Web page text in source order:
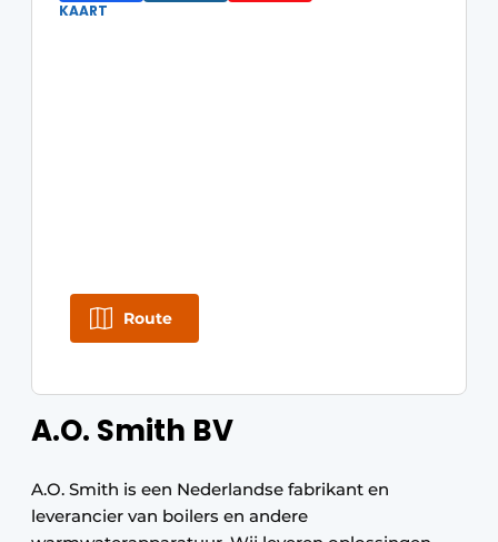
A.O. Smith BV
A.O. Smith is een Nederlandse fabrikant en
leverancier van boilers en andere
KAART
Route